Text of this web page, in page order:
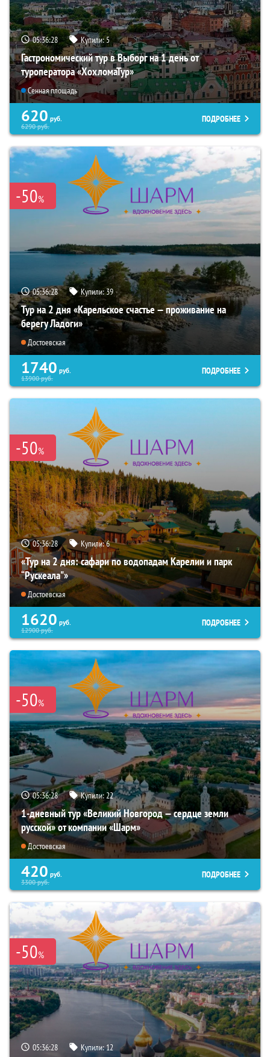
05:36:26 Купили:5
Гастрономический тур в Выборг на 1 день от
туроператора «ХохломаТур»
Сенная площадь
620 руб.
6290руб.
ПОДРОБНЕЕ
-50%
05:36:26 Купили:39
Тур на 2 дня «Карельское счастье — проживание на
берегу Ладоги»
Достоевская
1740 руб.
13900руб.
ПОДРОБНЕЕ
-50%
05:36:26 Купили:6
«Тур на 2 дня: сафари по водопадам Карелии и парк
“Рускеала"»
Достоевская
1620 руб.
12900руб.
ПОДРОБНЕЕ
-50%
05:36:26 Купили:22
1-дневный тур «Великий Новгород — сердце земли
русской» от компании «Шарм»
Достоевская
420 руб.
3300руб.
ПОДРОБНЕЕ
-50%
05:36:26 Купили:12